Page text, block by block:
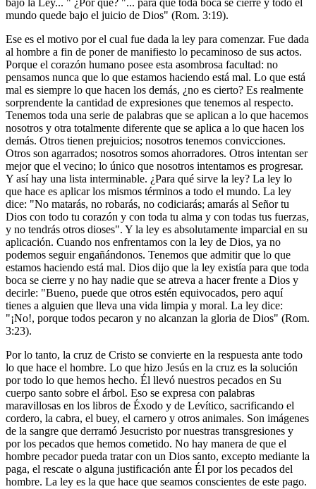
bajo la Ley... " ¿Por qué? "... para que toda boca se cierre y todo el
mundo quede bajo el juicio de Dios" (Rom. 3:19).
Ese es el motivo por el cual fue dada la ley para comenzar. Fue dada
al hombre a fin de poner de manifiesto lo pecaminoso de sus actos.
Porque el corazón humano posee esta asombrosa facultad: no
pensamos nunca que lo que estamos haciendo está mal. Lo que está
mal es siempre lo que hacen los demás, ¿no es cierto? Es realmente
sorprendente la cantidad de expresiones que tenemos al respecto.
Tenemos toda una serie de palabras que se aplican a lo que hacemos
nosotros y otra totalmente diferente que se aplica a lo que hacen los
demás. Otros tienen prejuicios; nosotros tenemos convicciones.
Otros son agarrados; nosotros somos ahorradores. Otros intentan ser
mejor que el vecino; lo único que nosotros intentamos es progresar.
Y así hay una lista interminable. ¿Para qué sirve la ley? La ley lo
que hace es aplicar los mismos términos a todo el mundo. La ley
dice: "No matarás, no robarás, no codiciarás; amarás al Señor tu
Dios con todo tu corazón y con toda tu alma y con todas tus fuerzas,
y no tendrás otros dioses". Y la ley es absolutamente imparcial en su
aplicación. Cuando nos enfrentamos con la ley de Dios, ya no
podemos seguir engañándonos. Tenemos que admitir que lo que
estamos haciendo está mal. Dios dijo que la ley existía para que toda
boca se cierre y no hay nadie que se atreva a hacer frente a Dios y
decirle: "Bueno, puede que otros estén equivocados, pero aquí
tienes a alguien que lleva una vida limpia y moral. La ley dice:
"¡No!, porque todos pecaron y no alcanzan la gloria de Dios" (Rom.
3:23).
Por lo tanto, la cruz de Cristo se convierte en la respuesta ante todo
lo que hace el hombre. Lo que hizo Jesús en la cruz es la solución
por todo lo que hemos hecho. Él llevó nuestros pecados en Su
cuerpo santo sobre el árbol. Eso se expresa con palabras
maravillosas en los libros de Éxodo y de Levítico, sacrificando el
cordero, la cabra, el buey, el carnero y otros animales. Son imágenes
de la sangre que derramó Jesucristo por nuestras transgresiones y
por los pecados que hemos cometido. No hay manera de que el
hombre pecador pueda tratar con un Dios santo, excepto mediante la
paga, el rescate o alguna justificación ante Él por los pecados del
hombre. La ley es la que hace que seamos conscientes de este pago.